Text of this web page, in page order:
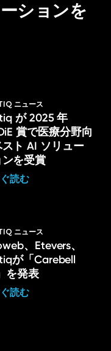
ションを
ニュース
が 2025 年
賞で医療分野向
スト AI ソリュー
ンを受賞
読む
ニュース
、Etevers、
が「Carebell
を発表
読む